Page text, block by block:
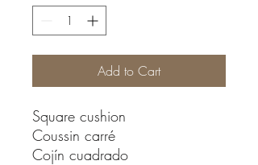
Add to Cart
Square cushion
Coussin carré
Cojín cuadrado